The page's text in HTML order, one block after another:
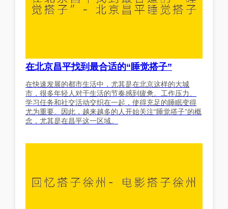
在北京昌平找到最合适的“睡觉搭子”
在快速发展的都市生活中，尤其是在北京这样的大城
市，很多年轻人对于生活的节奏感到疲惫。工作压力、
学习任务和社交活动交织在一起，使得充足的睡眠变得
尤为重要。因此，越来越多的人开始关注“睡觉搭子”的概
念，尤其是在昌平这一区域。